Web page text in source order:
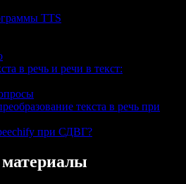
TTS
в речь и речи в текст:
текста в речь при
при СДВГ?